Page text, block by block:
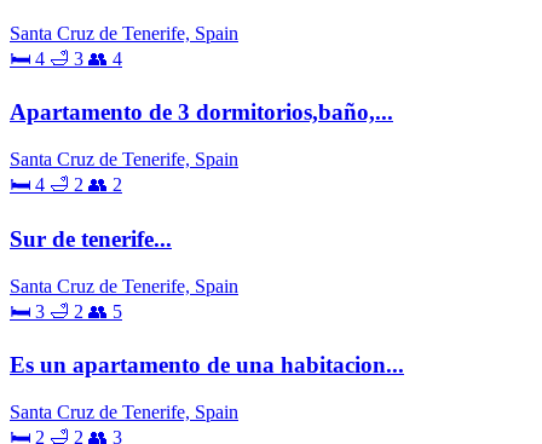
Santa Cruz de Tenerife, Spain
🛏 4 🛁 3 👥 4
Apartamento de 3 dormitorios,baño,...
Santa Cruz de Tenerife, Spain
🛏 4 🛁 2 👥 2
Sur de tenerife...
Santa Cruz de Tenerife, Spain
🛏 3 🛁 2 👥 5
Es un apartamento de una habitacion...
Santa Cruz de Tenerife, Spain
🛏 2 🛁 2 👥 3